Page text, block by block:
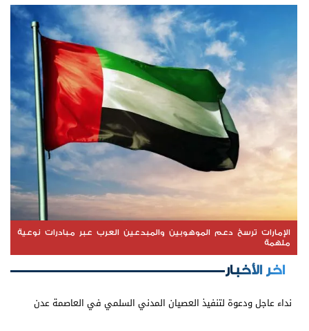
الإمارات ترسخ دعم الموهوبين والمبدعين العرب عبر مبادرات نوعية
ملهمة
اخر الأخبار
نداء عاجل ودعوة لتنفيذ العصيان المدني السلمي في العاصمة عدن